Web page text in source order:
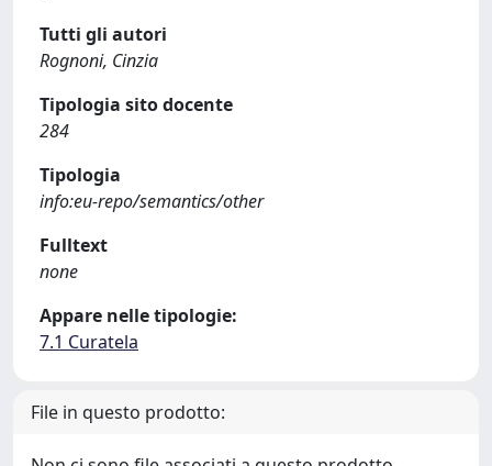
Tutti gli autori
Rognoni, Cinzia
Tipologia sito docente
284
Tipologia
info:eu-repo/semantics/other
Fulltext
none
Appare nelle tipologie:
7.1 Curatela
File in questo prodotto: